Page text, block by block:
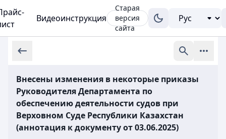
Видеоинструкция
Старая
версия
сайта
Внесены изменения в некоторые приказы
Руководителя Департамента по
обеспечению деятельности судов при
Верховном Суде Республики Казахстан
(аннотация к документу от 03.06.2025)